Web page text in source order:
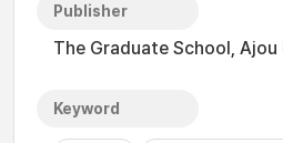
Publisher
The Graduate School,
Keyword